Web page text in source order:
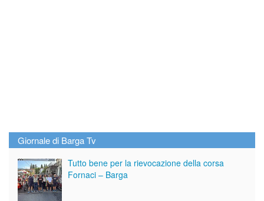
Giornale di Barga Tv
Tutto bene per la rievocazione della corsa
Fornaci – Barga